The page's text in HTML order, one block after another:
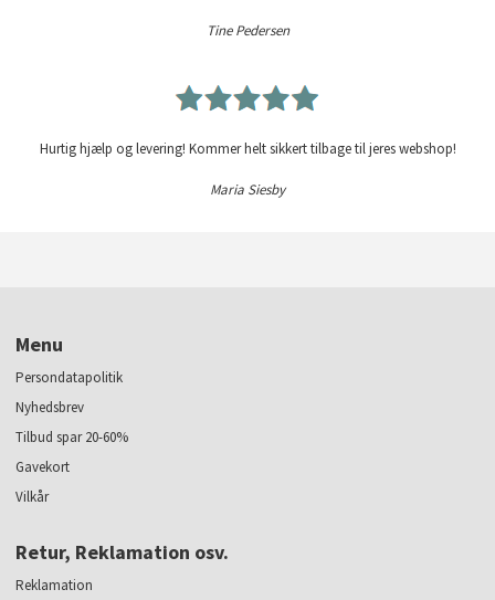
Tine Pedersen
Hurtig hjælp og levering! Kommer helt sikkert tilbage til jeres webshop!
Maria Siesby
Menu
Persondatapolitik
Nyhedsbrev
Tilbud spar 20-60%
Gavekort
Vilkår
Retur, Reklamation osv.
Reklamation